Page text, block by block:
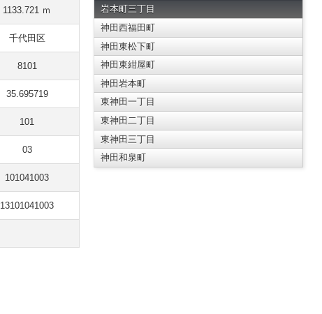
1133.721 ｍ
千代田区
8101
35.695719
101
03
101041003
13101041003
岩本町三丁目
神田西福田町
神田東松下町
神田東紺屋町
神田岩本町
東神田一丁目
東神田二丁目
東神田三丁目
神田和泉町